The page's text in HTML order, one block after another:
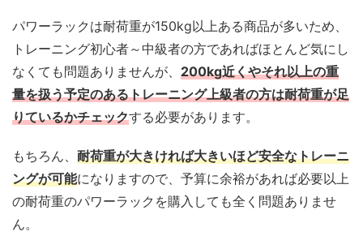
パワーラックは耐荷重が150kg以上ある商品が多いため、
トレーニング初心者～中級者の方であればほとんど気にし
なくても問題ありませんが、 200kg近くやそれ以上の重
量を扱う予定のあるトレーニング上級者の方は耐荷重が足
りているかチェックする必要があります。
もちろん、 耐荷重が大きければ大きいほど安全なトレーニ
ングが可能になりますので、予算に余裕があれば必要以上
の耐荷重のパワーラックを購入しても全く問題ありませ
ん。